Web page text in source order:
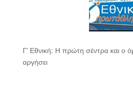
Γ’ Εθνική: Η πρώτη σέντρα και ο
αργήσει